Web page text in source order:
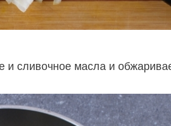
и сливочное масла и